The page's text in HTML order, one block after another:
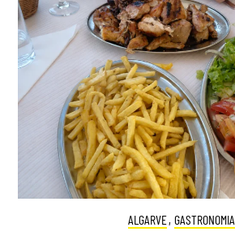
ALGARVE, GASTRONOMIA